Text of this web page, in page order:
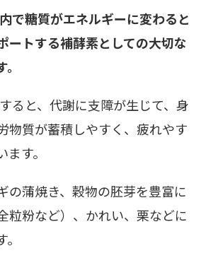
で糖質がエネルギーに変わると
ートする補酵素としての大切な
ると、代謝に支障が生じて、身
物質が蓄積しやすく、疲れやす
す。
の蒲焼き、穀物の胚芽を豊富に
粒粉など）、かれい、栗などに